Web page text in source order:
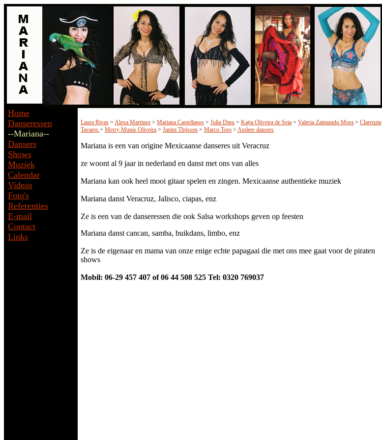
Home
Danseressen
--Mariana--
Dansers
Shows
Muziek
Calendar
Videos
Foto's
Referenties
E-mail
Contact
Links
Laura Rivas > Alexa Martinez > Mariana Castellanos > Julia Dinu > Katja Oliveira de Seia > Valeria Zaimundo Mora > Clarenzie
Tavares > Merry Munis Oliveira > Janini Thijssen > Marco Toro > Andere dansers
Mariana is een van origine Mexicaanse danseres uit Veracruz
ze woont al 9 jaar in nederland en danst met ons van alles
Mariana kan ook heel mooi gitaar spelen en zingen. Mexicaanse authentieke muziek
Mariana danst Veracruz, Jalisco, ciapas, enz
Ze is een van de danseressen die ook Salsa workshops geven op feesten
Mariana danst cancan, samba, buikdans, limbo, enz
Ze is de eigenaar en mama van onze enige echte papagaai die met ons mee gaat voor de piraten
shows
Mobil: 06-29 457 407 of 06 44 508 525 Tel: 0320 769037